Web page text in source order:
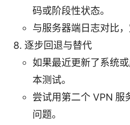
码或阶段性状态。
与服务器端日志对比，
逐步回退与替代
如果最近更新了系统
本测试。
尝试用第二个 VPN 服
问题。